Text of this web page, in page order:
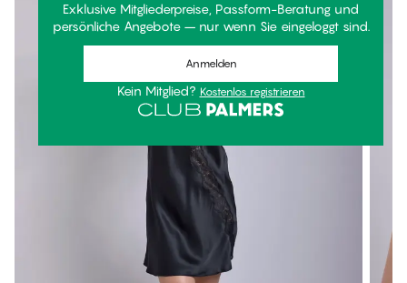
Exklusive Mitgliederpreise, Passform-Beratung und
persönliche Angebote – nur wenn Sie eingeloggt sind.
Anmelden
Kein Mitglied? Kostenlos registrieren